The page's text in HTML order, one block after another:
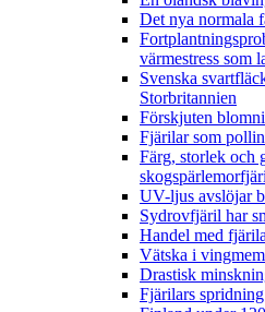
Det nya normala
värmestress som
Svenska
Storbritannien
Förskjuten
Fjärilar som
Färg, storlek och
UV-ljus avslöjar
Sydrovfjäril har
Handel med
Vätska i
Drastisk
Fjärilars